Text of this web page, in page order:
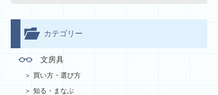
カテゴリー
文房具
買い方・選び方
知る・まなぶ